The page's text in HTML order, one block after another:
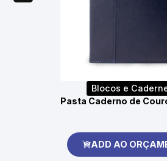
Blocos e
Pasta Caderno de
ADD AO